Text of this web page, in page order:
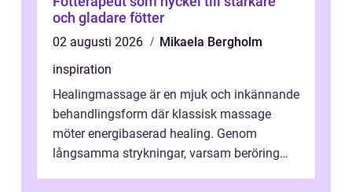
och gladare fötter
02 augusti 2026
Mikaela Bergholm
inspiration
Healingmassage är en mjuk och inkännande
behandlingsform där klassisk massage
möter energibaserad healing. Genom
långsamma strykningar, varsam beröring